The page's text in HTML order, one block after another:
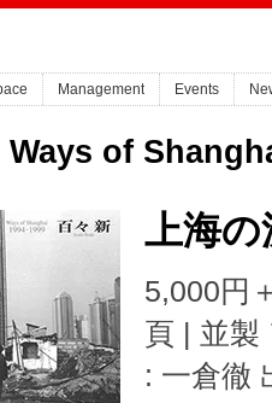
Management Events
Ways of
上海の
5,000円
頁 | 並製
: 一倉徹